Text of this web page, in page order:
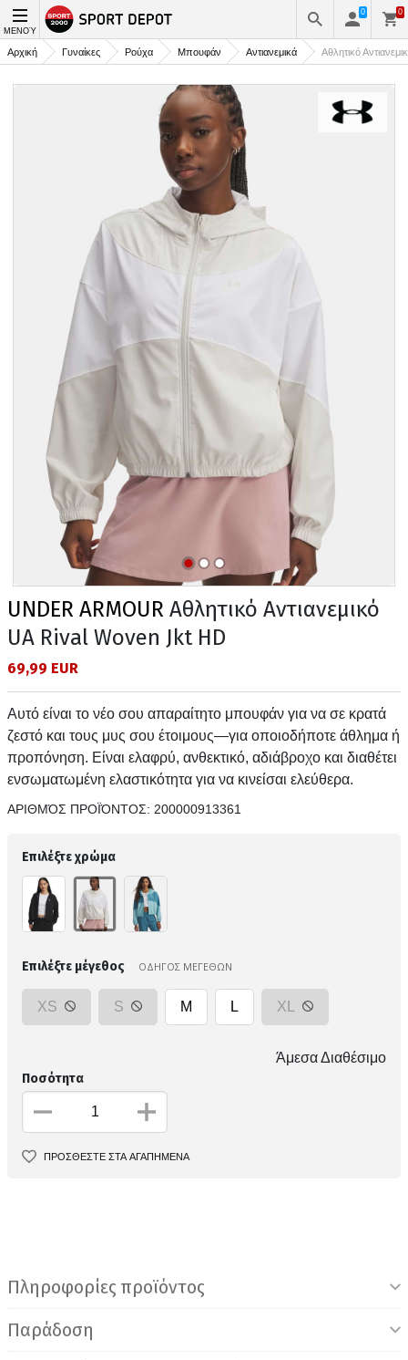
ΜΕΝΟΎ
0 0
Αρχική Γυναίκες Ρούχα Μπουφάν Αντιανεμικά Αθλητικό
UNDER ARMOUR Αθλητικό Αντιανεμικό
UA Rival Woven Jkt HD
69,99 EUR
Αυτό είναι το νέο σου απαραίτητο μπουφάν για να σε κρατά
ζεστό και τους μυς σου έτοιμους—για οποιοδήποτε άθλημα ή
προπόνηση. Είναι ελαφρύ, ανθεκτικό, αδιάβροχο και διαθέτει
ενσωματωμένη ελαστικότητα για να κινείσαι ελεύθερα.
ΑΡΙΘΜΌΣ ΠΡΟΪΌΝΤΟΣ: 200000913361
Επιλέξτε χρώμα
Επιλέξτε μέγεθος ΟΔΗΓΟΣ ΜΕΓΕΘΩΝ
XS S M L XL
Άμεσα Διαθέσιμο
Ποσότητα
ΠΡΟΣΘΕΣΤΕ ΣΤΑ ΑΓΑΠΗΜΕΝΑ
Πληροφορίες προϊόντος
Παράδοση